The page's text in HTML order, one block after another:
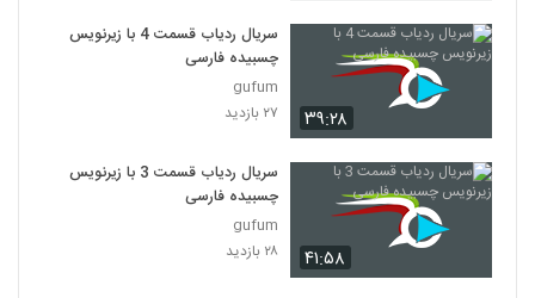
سریال افسانه دونگی ( 46 )
47
سریال افسانه دونگی ( 47)
۱۸۳ بازدید
سریال افسانه دونگی ( 48)
۲۰۷ بازدید
۳۹:۲۸
سریال ردیاب قسمت 4 با زیرنویس
چسبیده فارسی
gufum
۲۷ بازدید
۴۱:۵۸
سریال ردیاب قسمت 3 با زیرنویس
چسبیده فارسی
gufum
۲۸ بازدید